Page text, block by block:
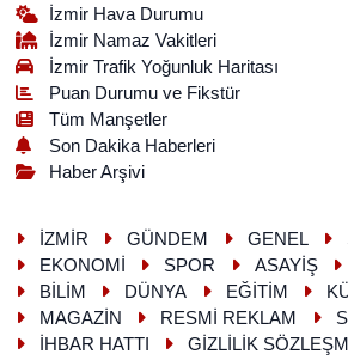
İzmir Hava Durumu
İzmir Namaz Vakitleri
İzmir Trafik Yoğunluk Haritası
Puan Durumu ve Fikstür
Tüm Manşetler
Son Dakika Haberleri
Haber Arşivi
İZMİR GÜNDEM GENEL
EKONOMİ
SPOR ASAYİŞ
BİLİM
DÜNYA EĞİTİM
MAGAZİN
RESMİ REKLAM
İHBAR HATTI
GİZLİLİK